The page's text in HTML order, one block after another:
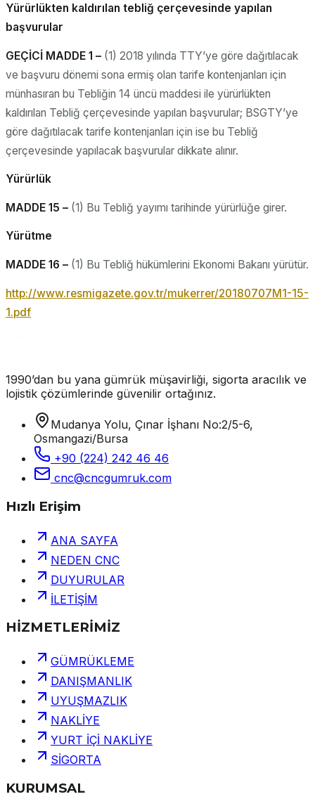
Yürürlükten kaldırılan tebliğ çerçevesinde yapılan
başvurular
GEÇİCİ MADDE 1 – (1) 2018 yılında TTY’ye göre dağıtılacak
ve başvuru dönemi sona ermiş olan tarife kontenjanları için
münhasıran bu Tebliğin 14 üncü maddesi ile yürürlükten
kaldırılan Tebliğ çerçevesinde yapılan başvurular; BSGTY’ye
göre dağıtılacak tarife kontenjanları için ise bu Tebliğ
çerçevesinde yapılacak başvurular dikkate alınır.
Yürürlük
MADDE 15 – (1) Bu Tebliğ yayımı tarihinde yürürlüğe girer.
Yürütme
MADDE 16 – (1) Bu Tebliğ hükümlerini Ekonomi Bakanı yürütür.
http://www.resmigazete.gov.tr/mukerrer/20180707M1-15-
1.pdf
1990’dan bu yana gümrük müşavirliği, sigorta aracılık ve
lojistik çözümlerinde güvenilir ortağınız.
Mudanya Yolu, Çınar İşhanı No:2/5-6,
Osmangazi/Bursa
+90 (224) 242 46 46
cnc@cncgumruk.com
Hızlı Erişim
ANA SAYFA
NEDEN CNC
DUYURULAR
İLETİŞİM
HİZMETLERİMİZ
GÜMRÜKLEME
DANIŞMANLIK
UYUŞMAZLIK
NAKLİYE
YURT İÇİ NAKLİYE
SİGORTA
KURUMSAL